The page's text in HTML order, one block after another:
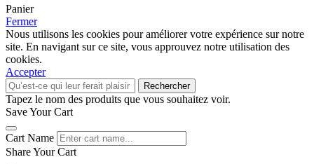
Panier
Fermer
Nous utilisons les cookies pour améliorer votre expérience sur notre
site. En navigant sur ce site, vous approuvez notre utilisation des
cookies.
Accepter
Rechercher
Tapez le nom des produits que vous souhaitez voir.
Save Your Cart
Cart Name
Share Your Cart